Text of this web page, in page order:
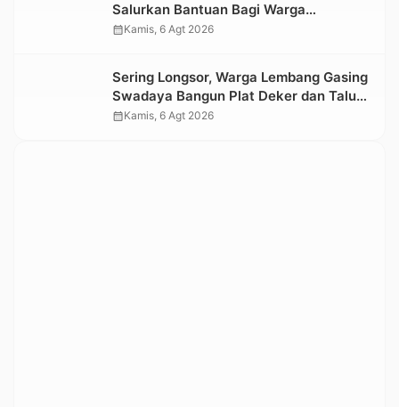
Salurkan Bantuan Bagi Warga
Terdampak Longsor di Buntu Pepasan
calendar_monthKamis, 6 Agt 2026
Sering Longsor, Warga Lembang Gasing
Swadaya Bangun Plat Deker dan Talut
Jalan Penghubung Antar Lembang
calendar_monthKamis, 6 Agt 2026